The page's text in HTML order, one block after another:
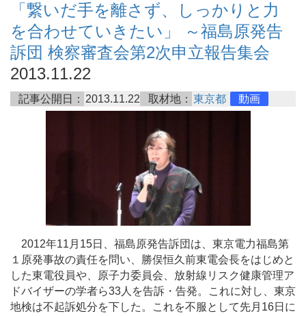
「繋いだ手を離さず、しっかりと力
を合わせていきたい」 ～福島原発告
訴団 検察審査会第2次申立報告集会
2013.11.22
記事公開日： 2013.11.22 取材地： 東京都 動画
2012年11月15日、福島原発告訴団は、東京電力福島第
１原発事故の責任を問い、勝俣恒久前東電会長をはじめと
した東電役員や、原子力委員会、放射線リスク健康管理ア
ドバイザーの学者ら33人を告訴・告発。これに対し、東京
地検は不起訴処分を下した。これを不服として先月16日に